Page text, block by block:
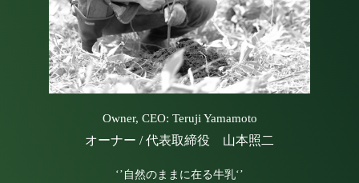
Owner, CEO: Teruji Yamamoto
オーナー / 代表取締役 山本照二
‘’自然のままに在る牛乳‘’